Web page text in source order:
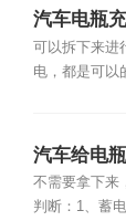
汽车电瓶
可以拆下来进
电，都是可以
汽车给电
不需要拿下来
判断：1、蓄